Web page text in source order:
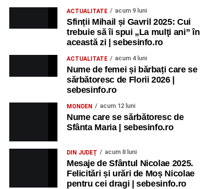
ACTUALITATE acum 9 luni
Sfinții Mihail și Gavril 2025: Cui
trebuie să îi spui „La mulţi ani” în
această zi | sebesinfo.ro
ACTUALITATE acum 4 luni
Nume de femei și bărbați care se
sărbătoresc de Florii 2026 |
sebesinfo.ro
MONDEN acum 12 luni
Nume care se sărbătoresc de
Sfânta Maria | sebesinfo.ro
DIN JUDEȚ acum 8 luni
Mesaje de Sfântul Nicolae 2025.
Felicitări și urări de Moș Nicolae
pentru cei dragi | sebesinfo.ro